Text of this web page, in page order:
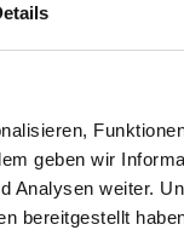
geben wir
Analysen weiter.
bereitgestellt